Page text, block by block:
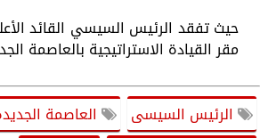
حيث تفقد الرئيس السيسي القائد
مقر القيادة الاستراتيجية بالعاصمة
الرئيس السيسى
العاصمة